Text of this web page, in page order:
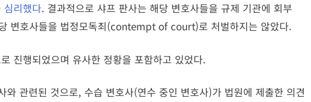
심리했다. 결과적으로 샤프 판사는 해당 변호사들을 규제 기관에 회부
호사들을 법정모독죄(contempt of court)로 처벌하지는 않았다.
진행되었으며 유사한 정황을 포함하고 있었다.
와 관련된 것으로, 수습 변호사(연수 중인 변호사)가 법원에 제출한 의견